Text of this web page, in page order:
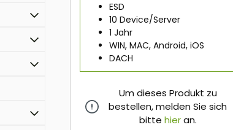
ESD
10 Device/Server
1 Jahr
WIN, MAC, Android, iOS
DACH
Um dieses Produkt zu
bestellen, melden Sie sich
bitte hieran.